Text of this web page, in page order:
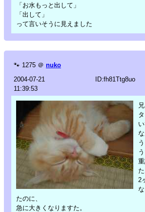
「お水もっと出して」
「出して」
って言いそうに見えました
🐾 1275 ＠ nuko
2004-07-21
11:39:53
ID:fh81Ttg8uo
た
2
たのに、
急に大きくなりますた。